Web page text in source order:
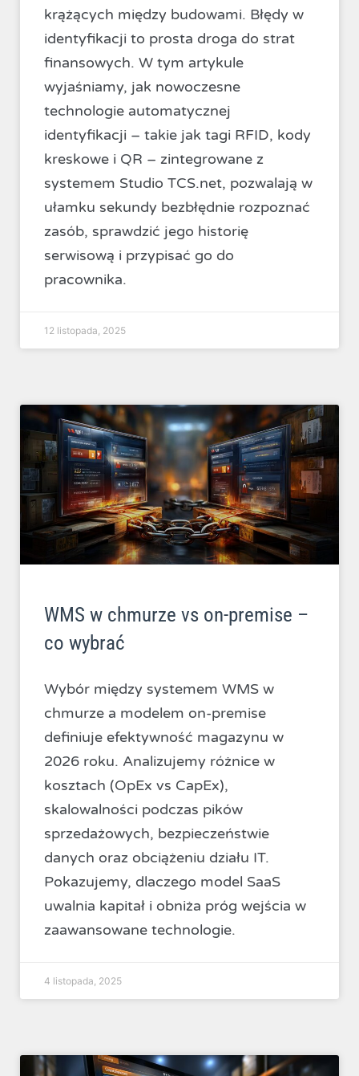
krążących między budowami. Błędy w
identyfikacji to prosta droga do strat
finansowych. W tym artykule
wyjaśniamy, jak nowoczesne
technologie automatycznej
identyfikacji – takie jak tagi RFID, kody
kreskowe i QR – zintegrowane z
systemem Studio TCS.net, pozwalają w
ułamku sekundy bezbłędnie rozpoznać
zasób, sprawdzić jego historię
serwisową i przypisać go do
pracownika.
12 listopada, 2025
WMS w chmurze vs on-premise –
co wybrać
Wybór między systemem WMS w
chmurze a modelem on-premise
definiuje efektywność magazynu w
2026 roku. Analizujemy różnice w
kosztach (OpEx vs CapEx),
skalowalności podczas pików
sprzedażowych, bezpieczeństwie
danych oraz obciążeniu działu IT.
Pokazujemy, dlaczego model SaaS
uwalnia kapitał i obniża próg wejścia w
zaawansowane technologie.
4 listopada, 2025